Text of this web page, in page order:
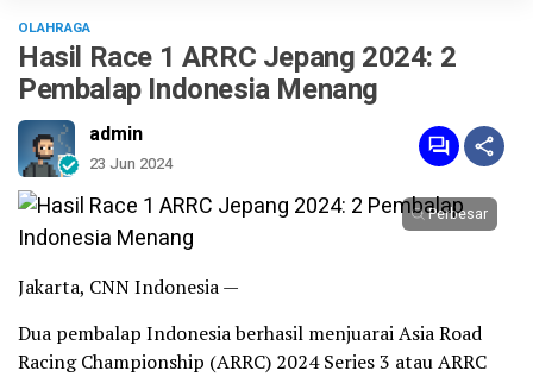
OLAHRAGA
Hasil Race 1 ARRC Jepang 2024: 2
Pembalap Indonesia Menang
admin
23 Jun 2024
Perbesar
Jakarta, CNN Indonesia —
Dua pembalap Indonesia berhasil menjuarai Asia Road
Racing Championship (ARRC) 2024 Series 3 atau ARRC